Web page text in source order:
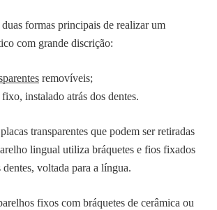
formas principais de realizar um
com grande discrição:
removíveis;
instalado atrás dos dentes.
transparentes que podem ser retiradas
lingual utiliza bráquetes e fios fixados
voltada para a língua.
fixos com bráquetes de cerâmica ou